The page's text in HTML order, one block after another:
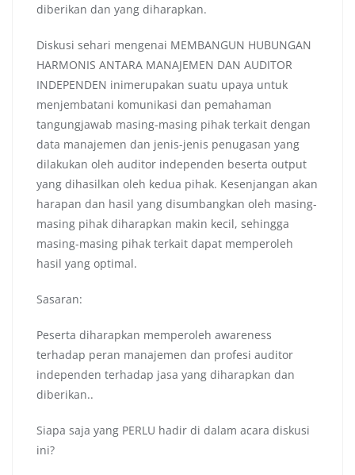
diberikan dan yang diharapkan.
Diskusi sehari mengenai MEMBANGUN HUBUNGAN
HARMONIS ANTARA MANAJEMEN DAN AUDITOR
INDEPENDEN inimerupakan suatu upaya untuk
menjembatani komunikasi dan pemahaman
tangungjawab masing-masing pihak terkait dengan
data manajemen dan jenis-jenis penugasan yang
dilakukan oleh auditor independen beserta output
yang dihasilkan oleh kedua pihak. Kesenjangan akan
harapan dan hasil yang disumbangkan oleh masing-
masing pihak diharapkan makin kecil, sehingga
masing-masing pihak terkait dapat memperoleh
hasil yang optimal.
Sasaran:
Peserta diharapkan memperoleh awareness
terhadap peran manajemen dan profesi auditor
independen terhadap jasa yang diharapkan dan
diberikan..
Siapa saja yang PERLU hadir di dalam acara diskusi
ini?